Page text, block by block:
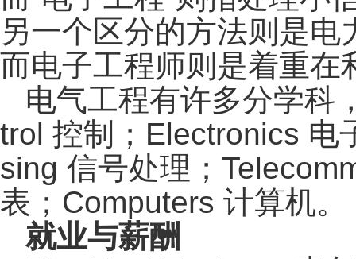
另一个区分的方法则是
而电子工程师则是着重在
电气工程有许多分学科
trol 控制；Electronics 电
sing 信号处理；
表；Computers 计算机。
就业与薪酬